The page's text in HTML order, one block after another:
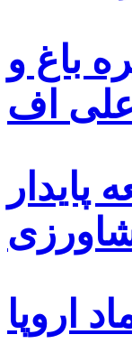
باغ و
اف
اروپا